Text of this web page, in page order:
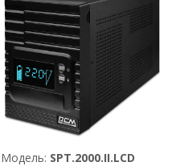
Модель: SPT.2000.II.LCD